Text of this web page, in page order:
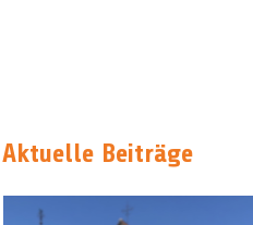
Aktuelle Beiträge